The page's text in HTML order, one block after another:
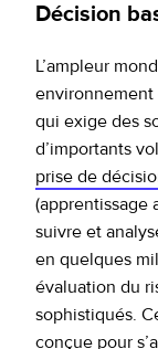
Décision
L’ampleur
qui exige des
d’importants
prise de
(apprentissage
suivre et
en quelques
évaluation du
sophistiqués.
conçue pour